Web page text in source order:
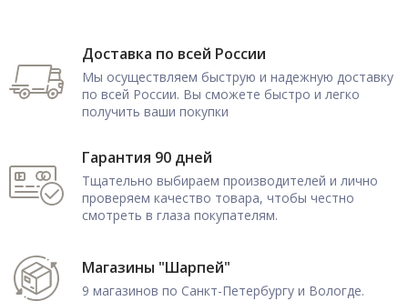
Доставка по всей России
Мы осуществляем быструю и надежную доставку
по всей России. Вы сможете быстро и легко
получить ваши покупки
Гарантия 90 дней
Тщательно выбираем производителей и лично
проверяем качество товара, чтобы честно
смотреть в глаза покупателям.
Магазины "Шарпей"
9 магазинов по Санкт-Петербургу и Вологде.